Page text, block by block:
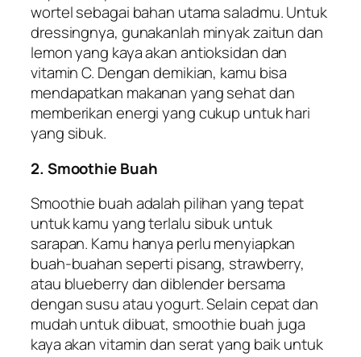
wortel sebagai bahan utama saladmu. Untuk
dressingnya, gunakanlah minyak zaitun dan
lemon yang kaya akan antioksidan dan
vitamin C. Dengan demikian, kamu bisa
mendapatkan makanan yang sehat dan
memberikan energi yang cukup untuk hari
yang sibuk.
2. Smoothie Buah
Smoothie buah adalah pilihan yang tepat
untuk kamu yang terlalu sibuk untuk
sarapan. Kamu hanya perlu menyiapkan
buah-buahan seperti pisang, strawberry,
atau blueberry dan diblender bersama
dengan susu atau yogurt. Selain cepat dan
mudah untuk dibuat, smoothie buah juga
kaya akan vitamin dan serat yang baik untuk